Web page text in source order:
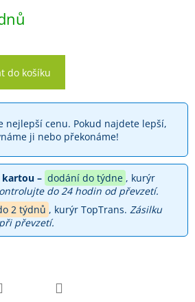
do košíku
nejlepší cenu. Pokud najdete lepší,
ji nebo překonáme!
– dodání do týdne , kurýr
do 24 hodin od převzetí.
2 týdnů , kurýr TopTrans. Zásilku
převzetí.